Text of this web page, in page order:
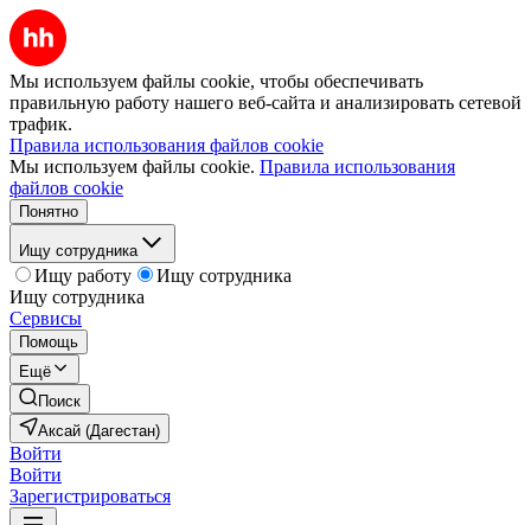
Мы используем файлы cookie, чтобы обеспечивать
правильную работу нашего веб-сайта и анализировать сетевой
трафик.
Правила использования файлов cookie
Мы используем файлы cookie. Правила использования
файлов cookie
Понятно
Ищу сотрудника
Ищу работу
Ищу сотрудника
Ищу сотрудника
Сервисы
Помощь
Ещё
Поиск
Аксай (Дагестан)
Войти
Войти
Зарегистрироваться